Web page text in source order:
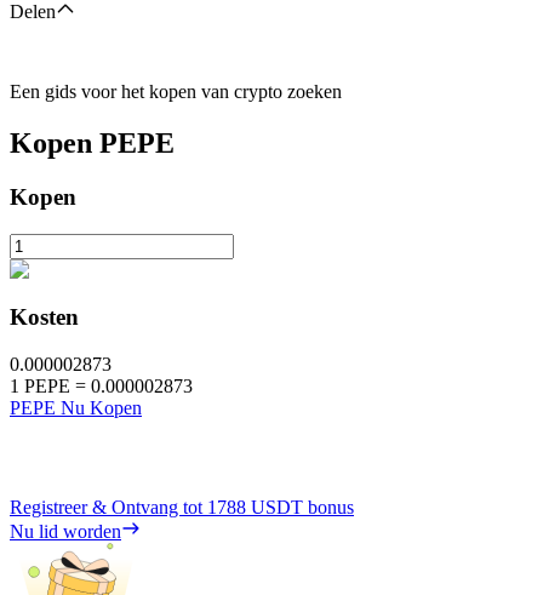
Delen
Een gids voor het kopen van crypto zoeken
Kopen PEPE
Kopen
Kosten
0.000002873
1 PEPE = 0.000002873
PEPE Nu Kopen
Registreer & Ontvang tot 1788 USDT bonus
Nu lid worden